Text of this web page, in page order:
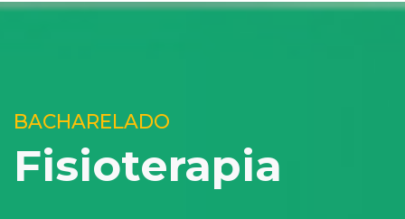
BACHARELADO
Fisioterapia